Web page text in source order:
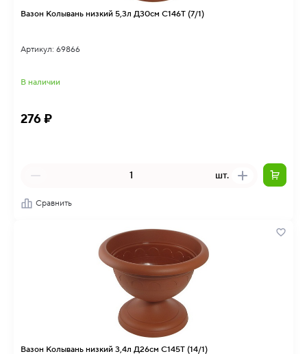
Вазон Колывань низкий 5,3л Д30см С146Т (7/1)
Артикул: 69866
В наличии
276 ₽
шт.
Сравнить
Вазон Колывань низкий 3,4л Д26см С145Т (14/1)